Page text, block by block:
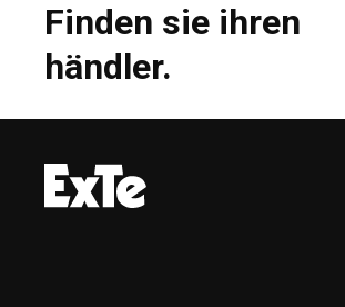
Finden sie ihren
händler.